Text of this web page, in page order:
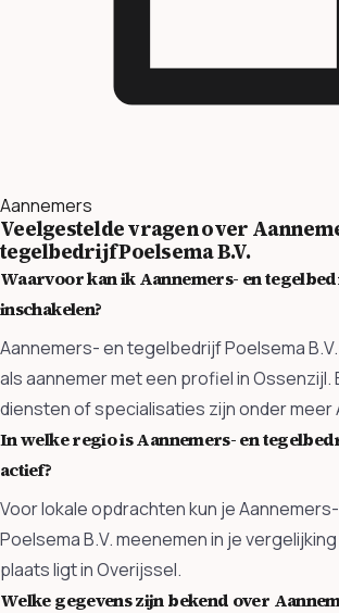
Aannemers
Veelgestelde vragen over
tegelbedrijf Poelsema B.V.
Waarvoor kan ik Aannemers- en
inschakelen?
Aannemers- en tegelbedrijf Poelsema
als aannemer met een profiel in Ossenzijl.
diensten of specialisaties zijn onder meer
In welke regio is Aannemers- en
actief?
Voor lokale opdrachten kun je
Poelsema B.V. meenemen in je
plaats ligt in Overijssel.
Welke gegevens zijn bekend over